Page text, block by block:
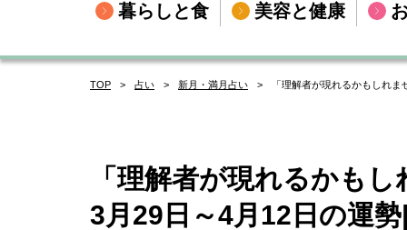
暮らしと食 美容と健康
TOP 占い 新月・満月占い 「理解者が現れるかもしれ
「理解者が現れるかも
3月29日～4月12日の運